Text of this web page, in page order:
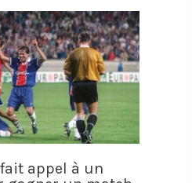
fait appel à un